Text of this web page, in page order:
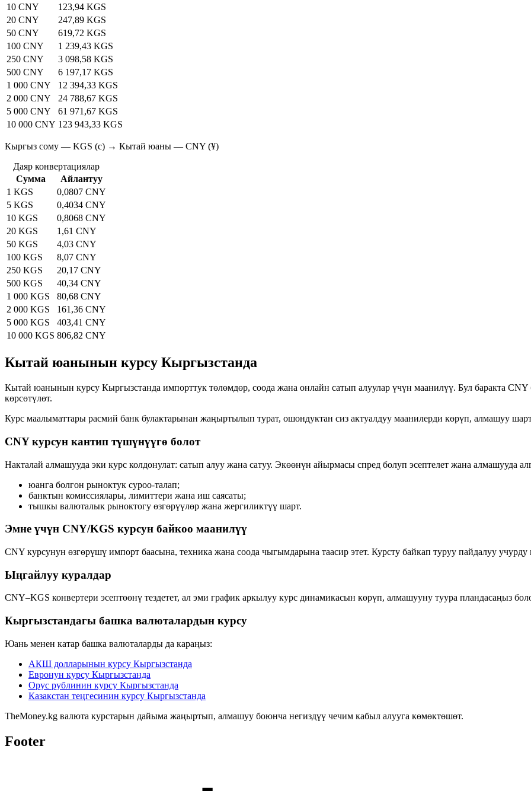
10 CNY
123,94 KGS
20 CNY
247,89 KGS
50 CNY
619,72 KGS
100 CNY
1 239,43 KGS
250 CNY
3 098,58 KGS
500 CNY
6 197,17 KGS
1 000 CNY
12 394,33 KGS
2 000 CNY
24 788,67 KGS
5 000 CNY
61 971,67 KGS
10 000 CNY 123 943,33 KGS
Кыргыз сому — KGS (с) → Кытай юаны — CNY (¥)
Даяр конвертациялар
Сумма
Айлантуу
1 KGS
0,0807 CNY
5 KGS
0,4034 CNY
10 KGS
0,8068 CNY
20 KGS
1,61 CNY
50 KGS
4,03 CNY
100 KGS
8,07 CNY
250 KGS
20,17 CNY
500 KGS
40,34 CNY
1 000 KGS
80,68 CNY
2 000 KGS
161,36 CNY
5 000 KGS
403,41 CNY
10 000 KGS 806,82 CNY
Кытай юанынын курсу Кыргызстанда
Кытай юанынын курсу Кыргызстанда импорттук төлөмдөр, соода жана онлайн сатып алуулар үчүн маанилүү. Бул баракта
көрсөтүлөт.
Курс маалыматтары расмий банк булактарынан жаңыртылып турат, ошондуктан сиз актуалдуу маанилерди көрүп, алмашуу
CNY курсун кантип түшүнүүгө болот
Накталай алмашууда эки курс колдонулат: сатып алуу жана сатуу. Экөөнүн айырмасы спред болуп эсептелет жана алмашууда
юанга болгон рыноктук суроо-талап;
банктын комиссиялары, лимиттери жана иш саясаты;
тышкы валюталык рыноктогу өзгөрүүлөр жана жергиликтүү шарт.
Эмне үчүн CNY/KGS курсун байкоо маанилүү
CNY курсунун өзгөрүшү импорт баасына, техника жана соода чыгымдарына таасир этет. Курсту байкап туруу пайдалуу учурду
Ыңгайлуу куралдар
CNY–KGS конвертери эсептөөнү тездетет, ал эми график аркылуу курс динамикасын көрүп, алмашууну туура пландасаңыз
Кыргызстандагы башка валюталардын курсу
Юань менен катар башка валюталарды да караңыз:
АКШ долларынын курсу Кыргызстанда
Евронун курсу Кыргызстанда
Орус рублинин курсу Кыргызстанда
Казакстан теңгесинин курсу Кыргызстанда
TheMoney.kg валюта курстарын дайыма жаңыртып, алмашуу боюнча негиздүү чечим кабыл алууга көмөктөшөт.
Footer